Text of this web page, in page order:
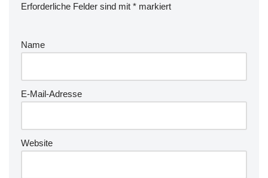
Erforderliche Felder sind mit * markiert
Name
E-Mail-Adresse
Website